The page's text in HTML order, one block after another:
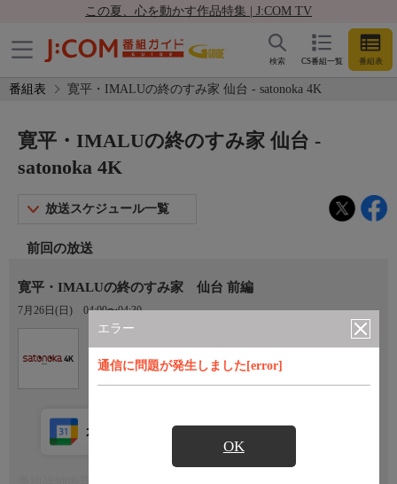
この夏、心を動かす作品特集 | J:COM TV
CS番組一覧 番組表
検索
番組表 寛平・IMALUの終のすみ家 仙台 - satonoka 4K
エラー
通信に問題が発生しました[error]
OK
寛平・IMALUの終のすみ家 仙台 -
satonoka 4K
放送スケジュール一覧
前回の放送
寛平・IMALUの終のすみ家 仙台 前編
7月26日(日) 04:00〜04:30
カレンダー登録 アプリ視聴